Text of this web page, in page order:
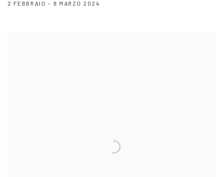
2 FEBBRAIO - 8 MARZO 2024